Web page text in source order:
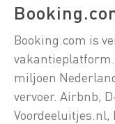
Booking.com is
miljoen
vervoer. Airbnb,
Voordeeluitjes.nl,